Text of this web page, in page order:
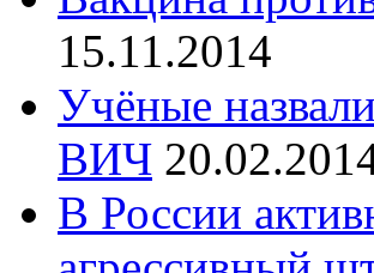
15.11.2014
Учёные
ВИЧ
В России